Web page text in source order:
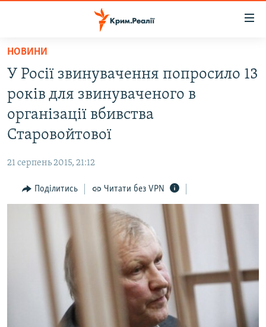
Перейти
основного
матеріалу
Перейти
до
основної
Перейти
пошуку
ВІДЕО ТА ФОТО
ПОЛІТИКА
ПОГЛЯД
ІНТЕРВ'Ю
СПЕЦПРОЕКТИ
ВІДЕОУРОКИ «ELIFBE»
СВІДЧЕННЯ ОКУПАЦІЇ
УКРАЇНСЬКА ПРОБЛЕМА КРИМУ
ЯК ОБІЙТИ БЛОКУВАННЯ
НОВИНИ
У Росії звинувачення попросило 13
років для звинуваченого в
організації вбивства
Старовойтової
21 серпень 2015, 21:12
Поділитись Читати без VPN